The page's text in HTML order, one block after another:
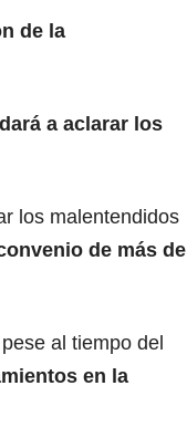
de la
a aclarar los
los malentendidos
de más de
al tiempo del
en la